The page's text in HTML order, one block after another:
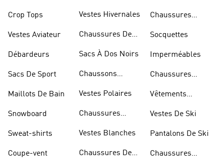
Crop Tops
Vestes Aviateur
Débardeurs
Sacs De Sport
Maillots De Bain
Snowboard
Sweat-shirts
Coupe-vent
Vestes Hivernales
Chaussures De
Sacs À Dos Noirs
Chaussons
Vestes Polaires
Chaussures
Vestes Blanches
Chaussures De
Chaussures
Socquettes
Imperméables
Chaussures
Vêtements
Vestes De Ski
Pantalons De Ski
Chaussures